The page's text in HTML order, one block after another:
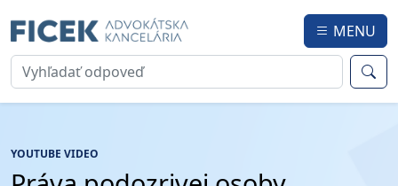
MENU
YOUTUBE VIDEO